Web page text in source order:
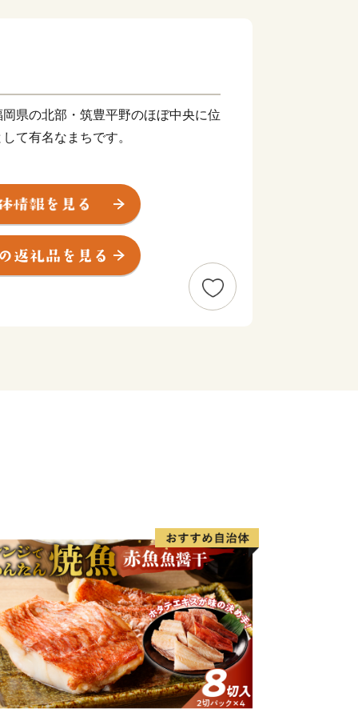
県の北部・筑豊平野のほぼ中央に位
て有名なまちです。
代表される豊かな自然に恵まれ、春
咲き誇ります。また、江戸時代は
降は石炭業や鉄工業で筑豊炭田の中
歴史も息づいています。
あなたの温かいご支援を、心よりお